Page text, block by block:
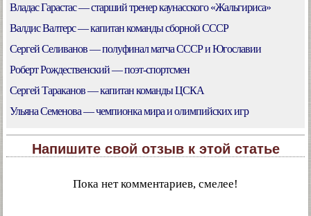
Владас Гарастас — старший тренер каунасского «Жальгириса»
Валдис Валтерс — капитан команды сборной СССР
Сергей Селиванов — полуфинал матча СССР и Югославии
Роберт Рождественский — поэт-спортсмен
Сергей Тараканов — капитан команды ЦСКА
Ульяна Семенова — чемпионка мира и олимпийских игр
Напишите свой отзыв к этой статье
Пока нет комментариев, смелее!